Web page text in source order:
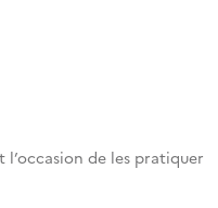
l’occasion de les pratiquer